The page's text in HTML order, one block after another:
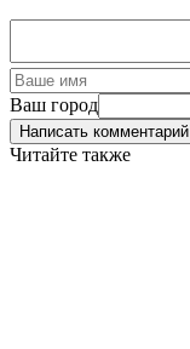
Ваш город
Написать комментарий
Читайте также